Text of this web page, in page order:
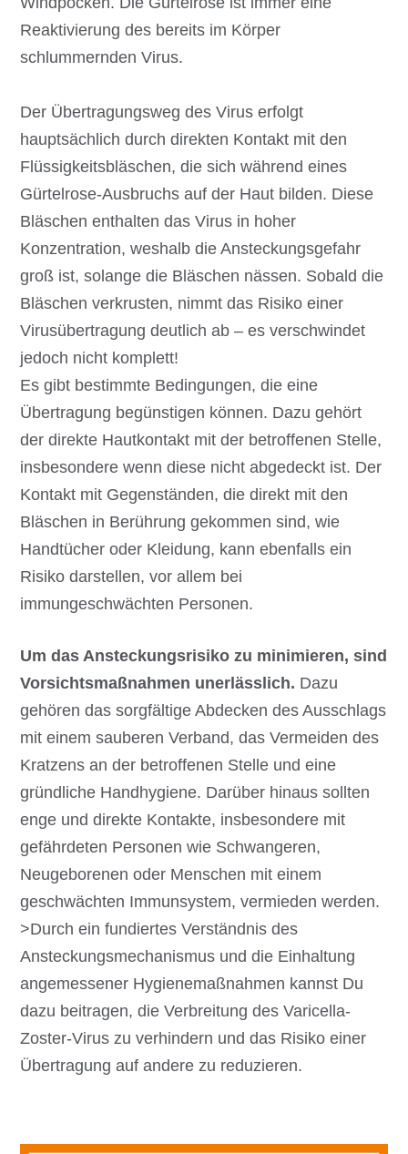
Reaktivierung des bereits im Körper
schlummernden Virus.
Der Übertragungsweg des Virus erfolgt
hauptsächlich durch direkten Kontakt mit den
Flüssigkeitsbläschen, die sich während eines
Gürtelrose-Ausbruchs auf der Haut bilden. Diese
Bläschen enthalten das Virus in hoher
Konzentration, weshalb die Ansteckungsgefahr
groß ist, solange die Bläschen nässen. Sobald die
Bläschen verkrusten, nimmt das Risiko einer
Virusübertragung deutlich ab – es verschwindet
jedoch nicht komplett!
Es gibt bestimmte Bedingungen, die eine
Übertragung begünstigen können. Dazu gehört
der direkte Hautkontakt mit der betroffenen Stelle,
insbesondere wenn diese nicht abgedeckt ist. Der
Kontakt mit Gegenständen, die direkt mit den
Bläschen in Berührung gekommen sind, wie
Handtücher oder Kleidung, kann ebenfalls ein
Risiko darstellen, vor allem bei
immungeschwächten Personen.
Um das Ansteckungsrisiko zu minimieren, sind
Vorsichtsmaßnahmen unerlässlich. Dazu
gehören das sorgfältige Abdecken des Ausschlags
mit einem sauberen Verband, das Vermeiden des
Kratzens an der betroffenen Stelle und eine
gründliche Handhygiene. Darüber hinaus sollten
enge und direkte Kontakte, insbesondere mit
gefährdeten Personen wie Schwangeren,
Neugeborenen oder Menschen mit einem
geschwächten Immunsystem, vermieden werden.
>Durch ein fundiertes Verständnis des
Ansteckungsmechanismus und die Einhaltung
angemessener Hygienemaßnahmen kannst Du
dazu beitragen, die Verbreitung des Varicella-
Zoster-Virus zu verhindern und das Risiko einer
Übertragung auf andere zu reduzieren.